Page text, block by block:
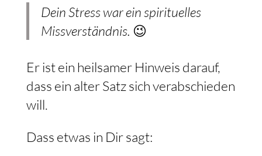
Dein Stress war ein spirituelles
Missverständnis. 😉
Er ist ein heilsamer Hinweis darauf,
dass ein alter Satz sich verabschieden
will.
Dass etwas in Dir sagt: